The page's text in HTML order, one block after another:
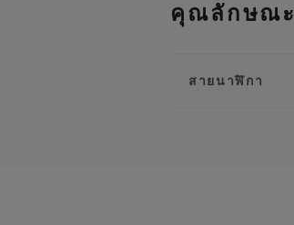
คุณลักษณะ
สายนาฬิกา